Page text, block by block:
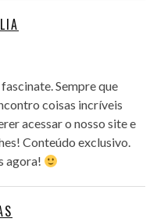
Sempre que
coisas incríveis
acessar o nosso site e
Conteúdo exclusivo.
agora!